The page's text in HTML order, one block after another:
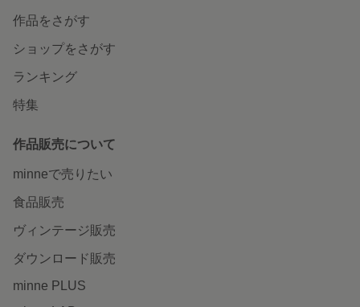
作品をさがす
ショップをさがす
ランキング
特集
作品販売について
minneで売りたい
食品販売
ヴィンテージ販売
ダウンロード販売
minne PLUS